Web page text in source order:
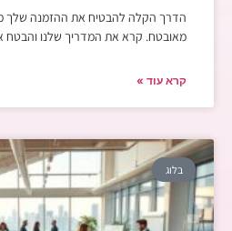
הדרך הקלה להבטיח את ההזמנה שלך
מאובטח. קרא את המדריך שלנו
קרא עוד »
בלוג